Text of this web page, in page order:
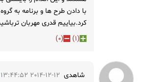
با دادن طرح ها و برنامه به
کرد.بیاییم قدری مهربان
(
1
)
(
0
)
شاهدی 2014-12-12 13:44:52